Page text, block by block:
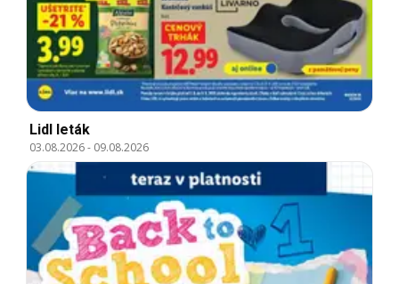
Lidl leták
03.08.2026- 09.08.2026